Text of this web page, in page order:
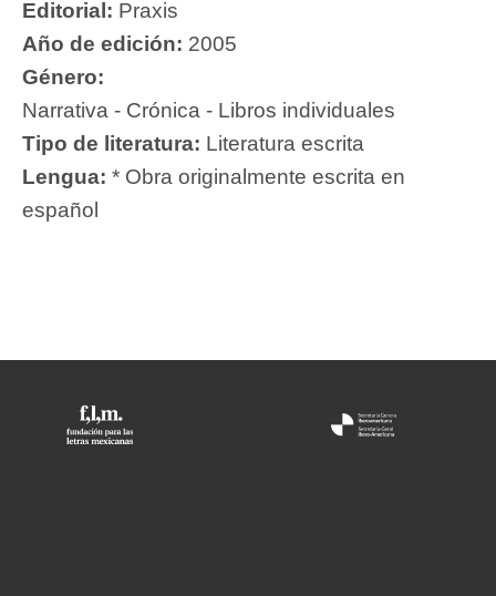
Editorial: Praxis
Año de edición: 2005
Género:
Narrativa - Crónica - Libros individuales
Tipo de literatura: Literatura escrita
Lengua: * Obra originalmente escrita en
español